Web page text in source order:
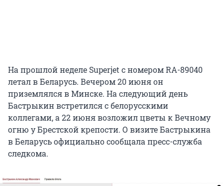
На прошлой неделе Superjet с номером RA-89040
летал в Беларусь. Вечером 20 июня он
приземлялся в Минске. На следующий день
Бастрыкин встретился с белорусскими
коллегами, а 22 июня возложил цветы к Вечному
огню у Брестской крепости. О визите Бастрыкина
в Беларусь официально сообщала пресс-служба
следкома.